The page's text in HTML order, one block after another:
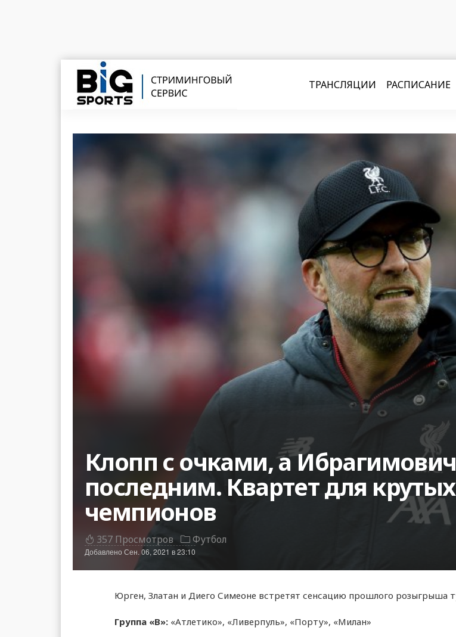
ТРАНСЛЯЦИИ РАСПИСАНИЕ
Клопп с очками, а
последним. Квартет для
чемпионов
357 Просмотров Футбол
Добавлено Сен. 06, 2021 в 23:10
Юрген, Златан и Диего Симеоне встретят сенсацию прошлого розыгрыша
Группа «В»: «Атлетико», «Ливерпуль», «Порту», «Милан»